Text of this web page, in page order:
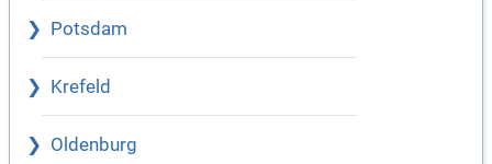
Potsdam
Krefeld
Oldenburg